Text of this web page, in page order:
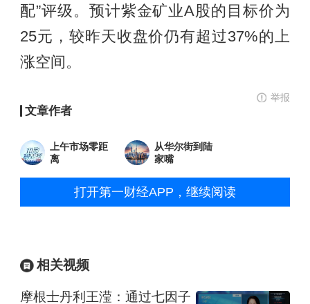
配”评级。预计紫金矿业A股的目标价为
25元，较昨天收盘价仍有超过37%的上
涨空间。
举报
文章作者
上午市场零距
离
从华尔街到陆
家嘴
打开第一财经APP，继续阅读
相关视频
摩根士丹利王滢：通过七因子